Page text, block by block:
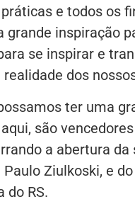
e todos os
grande inspiração
se inspirar e
dos
ter uma
são
a abertura
Ziulkoski, e
do RS.